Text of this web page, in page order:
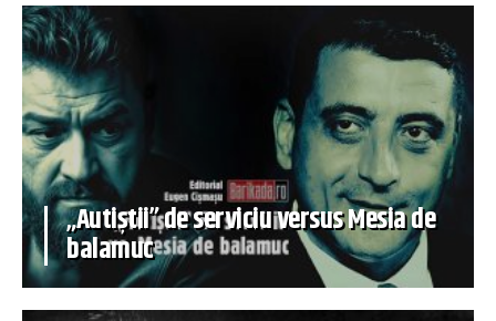
„Autiștii” de serviciu versus Mesia de
balamuc